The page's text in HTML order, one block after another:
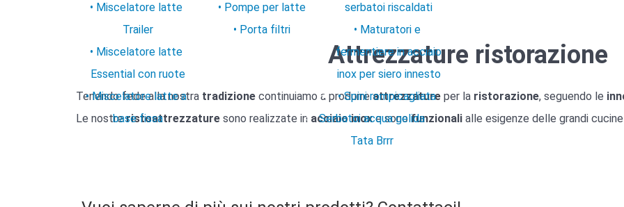
Miscelatore latte
Trailer
Miscelatore latte
Essential con ruote
Miscelatore latte a
base fissa
Pompe per latte
Porta filtri
serbatoi riscaldati
Maturatori e
fermentiere in acciaio
inox per siero innesto
Spini rompicagliata
Serbatoi acqua gelida
Tata Brrr
Attrezzature ristorazione
Tenendo fede alla nostra tradizione continuiamo a produrreattrezzature per la ristorazione, seguendo le
Le nostreristoattrezzature sono realizzate in acciaio inoxe sonofunzionali alle esigenze delle grandi